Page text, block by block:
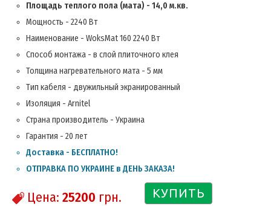
Площадь теплого пола (мата) - 14,0 м.кв.
Мощность - 2240 Вт
Наименование - WoksMat 160 2240 Вт
Способ монтажа - в слой плиточного клея
Толщина нагревательного мата - 5 мм
Тип кабеля - двужильный экранированный
Изоляция - Arnitel
Страна производитель - Украина
Гарантия - 20 лет
Доставка - БЕСПЛАТНО!
ОТПРАВКА ПО УКРАИНЕ в ДЕНЬ ЗАКАЗА!
Цена: 25200 грн. КУПИТЬ